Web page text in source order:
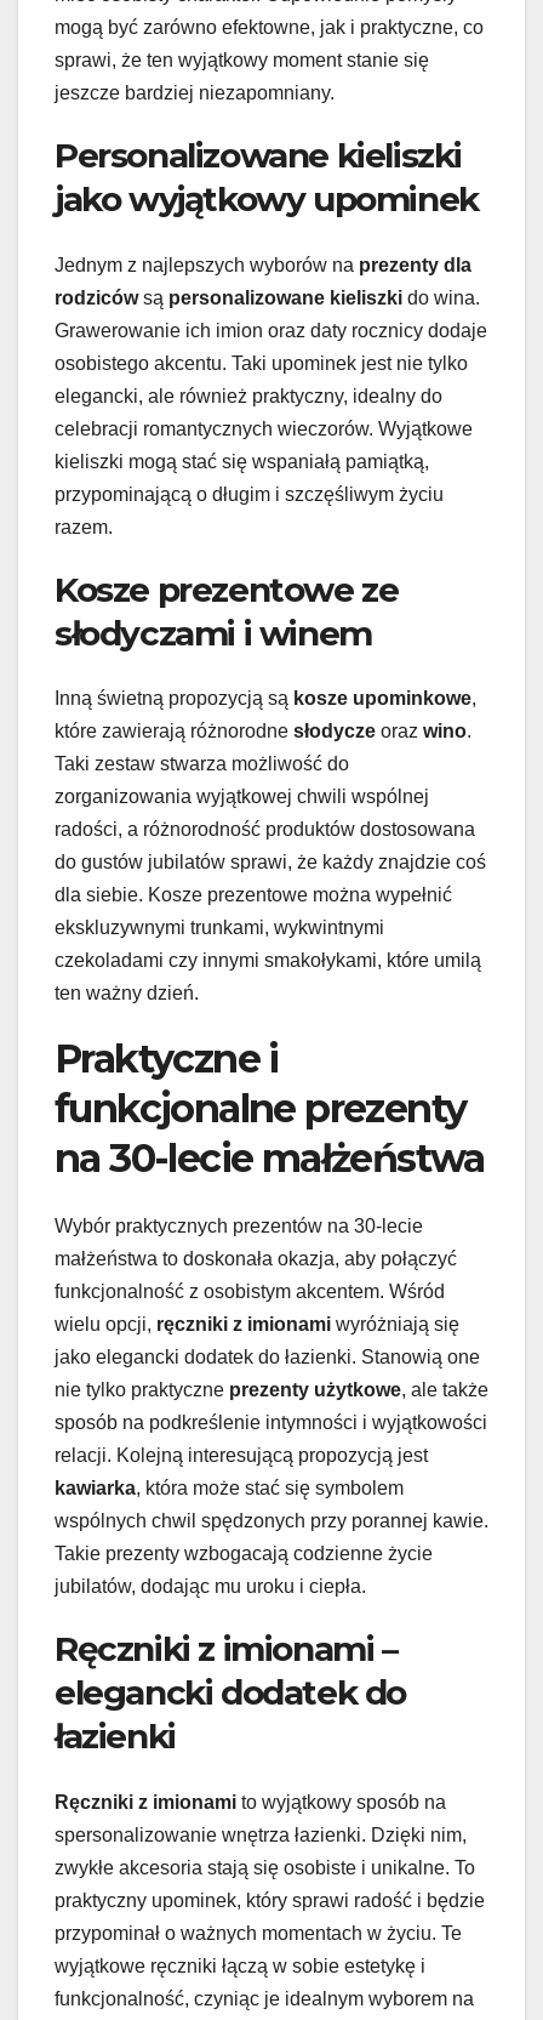
mogą być zarówno efektowne, jak i praktyczne, co
sprawi, że ten wyjątkowy moment stanie się
jeszcze bardziej niezapomniany.
Personalizowane kieliszki
jako wyjątkowy upominek
Jednym z najlepszych wyborów na prezenty dla
rodzicówsą personalizowane kieliszki do wina.
Grawerowanie ich imion oraz daty rocznicy dodaje
osobistego akcentu. Taki upominek jest nie tylko
elegancki, ale również praktyczny, idealny do
celebracji romantycznych wieczorów. Wyjątkowe
kieliszki mogą stać się wspaniałą pamiątką,
przypominającą o długim i szczęśliwym życiu
razem.
Kosze prezentowe ze
słodyczami i winem
Inną świetną propozycją są kosze upominkowe,
które zawierają różnorodne słodycze oraz wino.
Taki zestaw stwarza możliwość do
zorganizowania wyjątkowej chwili wspólnej
radości, a różnorodność produktów dostosowana
do gustów jubilatów sprawi, że każdy znajdzie coś
dla siebie. Kosze prezentowe można wypełnić
ekskluzywnymi trunkami, wykwintnymi
czekoladami czy innymi smakołykami, które umilą
ten ważny dzień.
Praktyczne i
funkcjonalne prezenty
na 30-lecie małżeństwa
Wybór praktycznych prezentów na 30-lecie
małżeństwa to doskonała okazja, aby połączyć
funkcjonalność z osobistym akcentem. Wśród
wielu opcji, ręczniki z imionami wyróżniają się
jako elegancki dodatek do łazienki. Stanowią one
nie tylko praktyczne prezenty użytkowe, ale także
sposób na podkreślenie intymności i wyjątkowości
relacji. Kolejną interesującą propozycją jest
kawiarka, która może stać się symbolem
wspólnych chwil spędzonych przy porannej kawie.
Takie prezenty wzbogacają codzienne życie
jubilatów, dodając mu uroku i ciepła.
Ręczniki z imionami –
elegancki dodatek do
łazienki
Ręczniki z imionami to wyjątkowy sposób na
spersonalizowanie wnętrza łazienki. Dzięki nim,
zwykłe akcesoria stają się osobiste i unikalne. To
praktyczny upominek, który sprawi radość i będzie
przypominał o ważnych momentach w życiu. Te
wyjątkowe ręczniki łączą w sobie estetykę i
funkcjonalność, czyniąc je idealnym wyborem na